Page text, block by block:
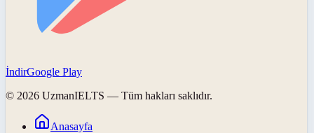
İndirGoogle Play
© 2026 UzmanIELTS — Tüm hakları saklıdır.
Anasayfa